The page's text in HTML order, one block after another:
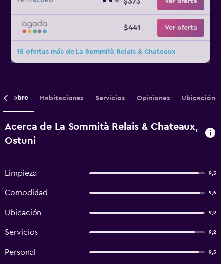
Ver oferta
$441 Ver oferta
15 ofertas más de La Sommità Relais & Chateaux
Sobre Habitaciones Servicios Opiniones Ubicación
Acerca de La Sommità Relais & Chateaux,
Ostuni
Limpieza 9,5
Comodidad 9,6
Ubicación 9,9
Servicios 9,2
Personal 9,5